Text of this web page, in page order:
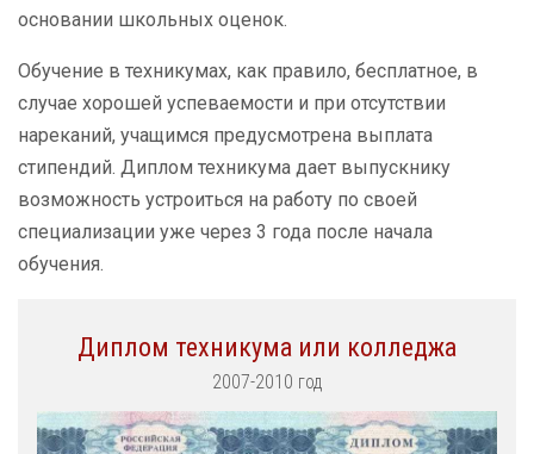
основании школьных оценок.
Обучение в техникумах, как правило, бесплатное, в
случае хорошей успеваемости и при отсутствии
нареканий, учащимся предусмотрена выплата
стипендий. Диплом техникума дает выпускнику
возможность устроиться на работу по своей
специализации уже через 3 года после начала
обучения.
Диплом техникума или колледжа
2007-2010 год